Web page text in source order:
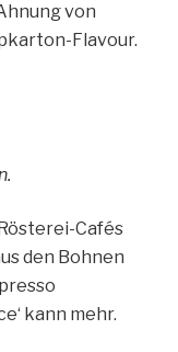
von
Flavour.
Cafés
den Bohnen
kann mehr.